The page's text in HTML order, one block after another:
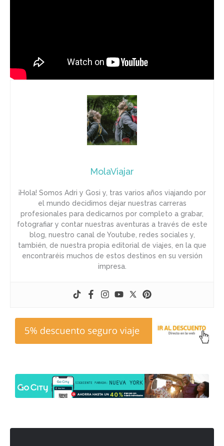
MolaViajar
¡Hola! Somos Adri y Gosi y, tras varios años viajando por
el mundo decidimos dejar nuestras carreras
profesionales para dedicarnos por completo a grabar,
fotografiar y contar nuestras aventuras a través de este
blog, nuestro canal de Youtube, redes sociales y,
también, de nuestra propia editorial de viajes, en la que
encontraréis muchos de estos destinos en su versión
impresa.